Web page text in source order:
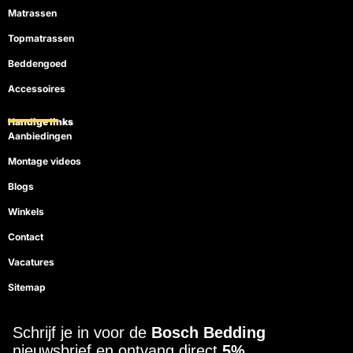
Matrassen
Topmatrassen
Beddengoed
Accessoires
Handige links
Aanbiedingen
Montage videos
Blogs
Winkels
Contact
Vacatures
Sitemap
Schrijf je in voor de Bosch Bedding